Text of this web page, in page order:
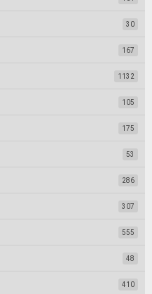
30
167
1132
105
175
53
286
307
555
48
410